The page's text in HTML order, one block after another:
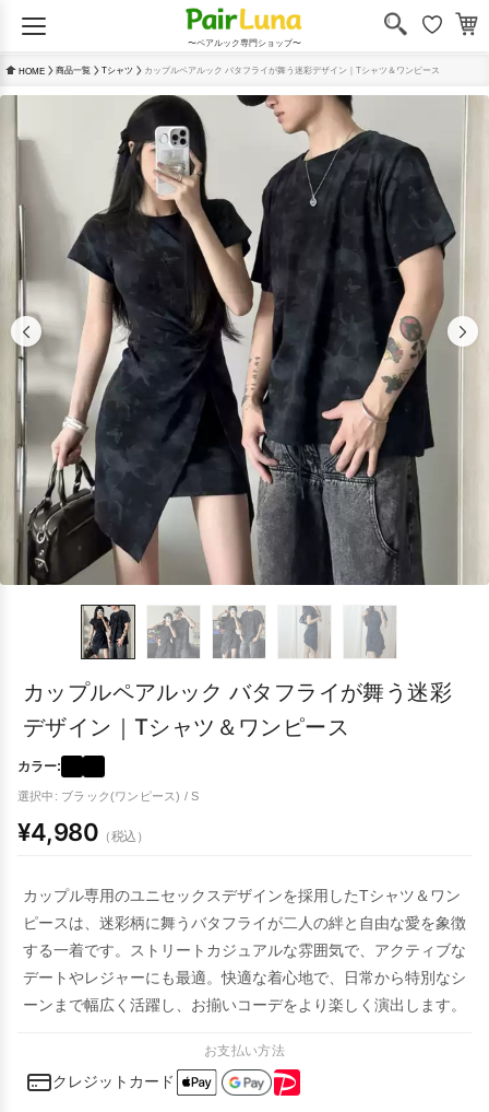
〜ペアルック専門ショップ〜
HOME 商品一覧 Tシャツ カップルペアルック バタフライが舞う迷彩デザイン｜Tシャツ＆ワンピース
カップルペアルック バタフライが舞う迷彩
デザイン｜Tシャツ＆ワンピース
カラー:
選択中: ブラック(ワンピース) / S
¥4,980 （税込）
カップル専用のユニセックスデザインを採用したTシャツ＆ワン
ピースは、迷彩柄に舞うバタフライが二人の絆と自由な愛を象徴
する一着です。ストリートカジュアルな雰囲気で、アクティブな
デートやレジャーにも最適。快適な着心地で、日常から特別なシ
ーンまで幅広く活躍し、お揃いコーデをより楽しく演出します。
お支払い方法
クレジットカード